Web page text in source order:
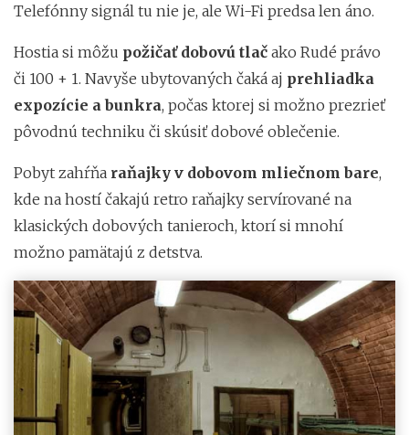
Telefónny signál tu nie je, ale Wi-Fi predsa len áno.
Hostia si môžu požičať dobovú tlač ako Rudé právo
či 100 + 1. Navyše ubytovaných čaká aj prehliadka
expozície a bunkra, počas ktorej si možno prezrieť
pôvodnú techniku či skúsiť dobové oblečenie.
Pobyt zahŕňa raňajky v dobovom mliečnom bare,
kde na hostí čakajú retro raňajky servírované na
klasických dobových tanieroch, ktorí si mnohí
možno pamätajú z detstva.